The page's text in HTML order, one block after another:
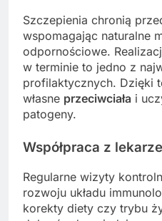
Szczepienia chronią
wspomagając naturalne
odpornościowe.
w terminie to jedno z
profilaktycznych. Dzięki
własne przeciwciała i
patogeny.
Współpraca z
Regularne wizyty
rozwoju układu
korekty diety czy trybu